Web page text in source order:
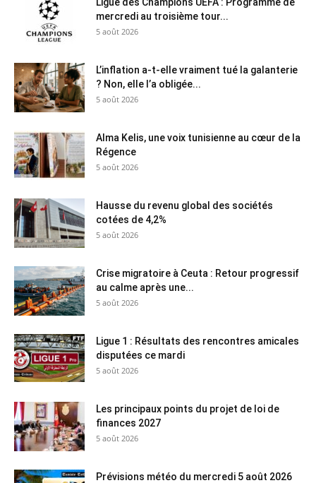
mercredi au troisième tour...
5 août 2026
L’inflation a-t-elle vraiment tué la galanterie
? Non, elle l’a obligée...
5 août 2026
Alma Kelis, une voix tunisienne au cœur de la
Régence
5 août 2026
Hausse du revenu global des sociétés
cotées de 4,2%
5 août 2026
Crise migratoire à Ceuta : Retour progressif
au calme après une...
5 août 2026
Ligue 1 : Résultats des rencontres amicales
disputées ce mardi
5 août 2026
Les principaux points du projet de loi de
finances 2027
5 août 2026
Prévisions météo du mercredi 5 août 2026